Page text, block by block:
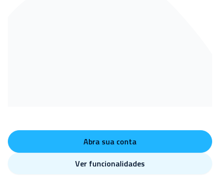
Abra sua conta
Ver funcionalidades